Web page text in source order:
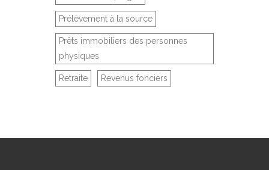
Prélèvement à la source
Prêts immobiliers des personnes
physiques
Retraite Revenus fonciers